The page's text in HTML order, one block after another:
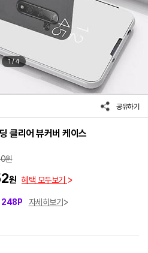
1/4
공유하기
클리어 뷰커버 케이스
원
원 혜택 모두보기
248P
자세히보기